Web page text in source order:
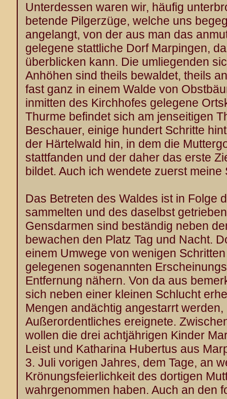
Unterdessen waren wir, häufig
betende Pilgerzüge, welche uns
angelangt, von der aus man das
gelegene stattliche Dorf Marpingen,
überblicken kann. Die umliegenden
Anhöhen sind theils bewaldet, theils
fast ganz in einem Walde von
inmitten des Kirchhofes gelegene
Thurme befindet sich am jenseitigen
Beschauer, einige hundert Schritte
der Härtelwald hin, in dem die
stattfanden und der daher das erste
bildet. Auch ich wendete zuerst meine
Das Betreten des Waldes ist in Folge
sammelten und des daselbst
Gensdarmen sind beständig neben
bewachen den Platz Tag und Nacht.
einem Umwege von wenigen
gelegenen sogenannten
Entfernung nähern. Von da aus
sich neben einer kleinen Schlucht
Mengen andächtig angestarrt
Außerordentliches ereignete.
wollen die drei achtjährigen Kinder
Leist und Katharina Hubertus aus
3. Juli vorigen Jahres, dem Tage, an
Krönungsfeierlichkeit des dortigen
wahrgenommen haben. Auch an den